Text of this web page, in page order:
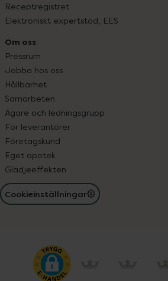
Receptregistret
Elektroniskt expertstöd, EES
Om oss
Pressrum
Jobba hos oss
Hållbarhet
Samarbeten
Ägare och ledningsgrupp
För leverantörer
Företagskund
Eget apotek
Glädjeeffekten
Cookieinställningar